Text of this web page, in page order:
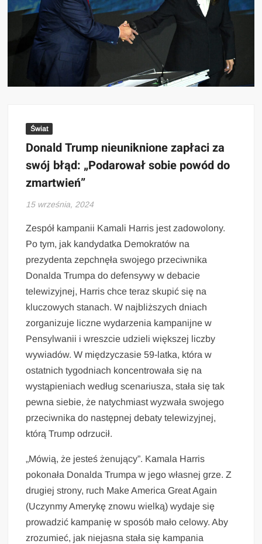
Świat
Donald Trump nieuniknione zapłaci za
swój błąd: „Podarował sobie powód do
zmartwień”
15 września, 2024
Zespół kampanii Kamali Harris jest zadowolony.
Po tym, jak kandydatka Demokratów na
prezydenta zepchnęła swojego przeciwnika
Donalda Trumpa do defensywy w debacie
telewizyjnej, Harris chce teraz skupić się na
kluczowych stanach. W najbliższych dniach
zorganizuje liczne wydarzenia kampanijne w
Pensylwanii i wreszcie udzieli większej liczby
wywiadów. W międzyczasie 59-latka, która w
ostatnich tygodniach koncentrowała się na
wystąpieniach według scenariusza, stała się tak
pewna siebie, że natychmiast wyzwała swojego
przeciwnika do następnej debaty telewizyjnej,
którą Trump odrzucił.
„Mówią, że jesteś żenujący”. Kamala Harris
pokonała Donalda Trumpa w jego własnej grze. Z
drugiej strony, ruch Make America Great Again
(Uczynmy Amerykę znowu wielką) wydaje się
prowadzić kampanię w sposób mało celowy. Aby
zrozumieć, jak niejasna stała się kampania